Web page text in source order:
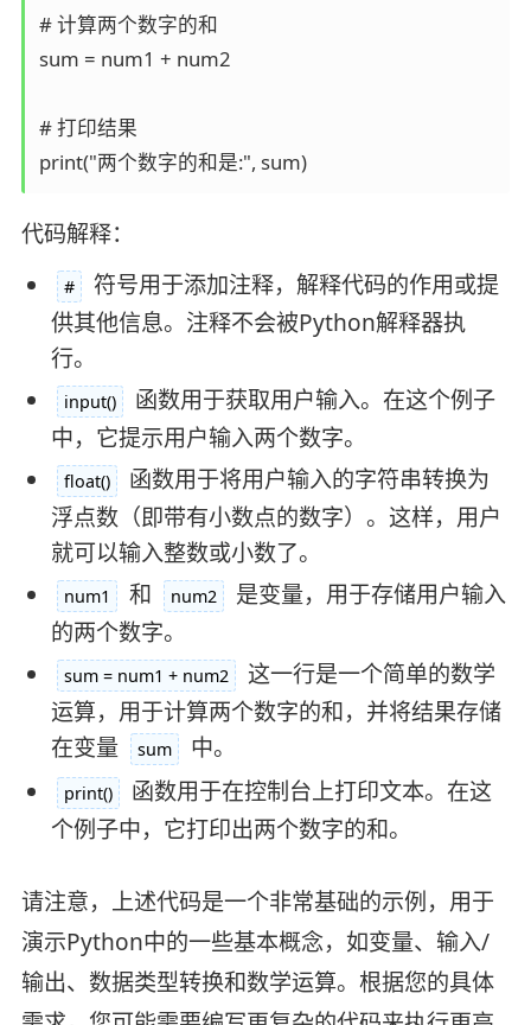
# 计算两个数字的和
sum = num1 + num2
# 打印结果
print("两个数字的和是:", sum)
代码解释：
​#​
​ 符号用于添加注释，解释代码的作用或提
供其他信息。注释不会被Python解释器执
行。
​input()​
​ 函数用于获取用户输入。在这个例子
中，它提示用户输入两个数字。
​float()​
​ 函数用于将用户输入的字符串转换为
浮点数（即带有小数点的数字）。这样，用户
就可以输入整数或小数了。
​num1​ ​ 和 ​ ​num2​
​ 是变量，用于存储用户输入
的两个数字。
​sum = num1 + num2​
​ 这一行是一个简单的数学
运算，用于计算两个数字的和，并将结果存储
在变量 ​
​sum​ ​ 中。
​print()​
​ 函数用于在控制台上打印文本。在这
个例子中，它打印出两个数字的和。
请注意，上述代码是一个非常基础的示例，用于
演示Python中的一些基本概念，如变量、输入/
输出、数据类型转换和数学运算。根据您的具体